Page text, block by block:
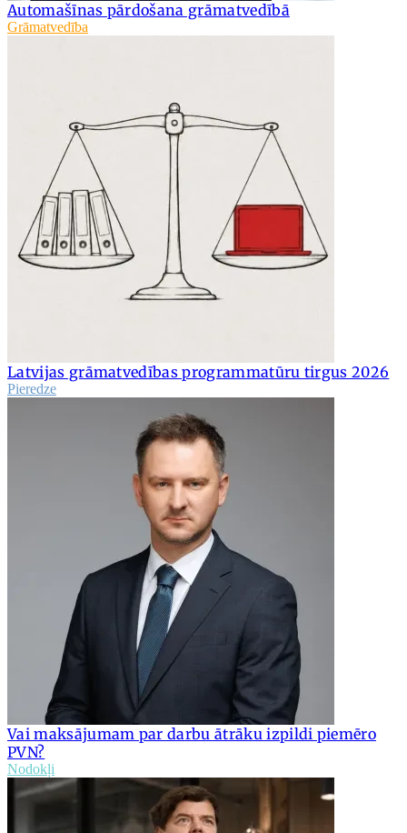
Automašīnas pārdošana grāmatvedībā
Grāmatvedība
Latvijas grāmatvedības programmatūru tirgus 2026
Pieredze
Vai maksājumam par darbu ātrāku izpildi piemēro
PVN?
Nodokļi